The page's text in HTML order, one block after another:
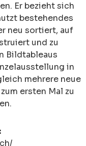
Er bezieht sich
bestehendes
neu sortiert, auf
und zu
Bildtableaus
in
mehrere neue
ersten Mal zu